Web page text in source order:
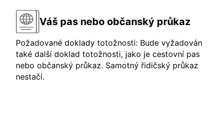
Váš pas nebo občanský průkaz
Požadované doklady totožnosti: Bude vyžadován
také další doklad totožnosti, jako je cestovní pas
nebo občanský průkaz. Samotný řidičský průkaz
nestačí.